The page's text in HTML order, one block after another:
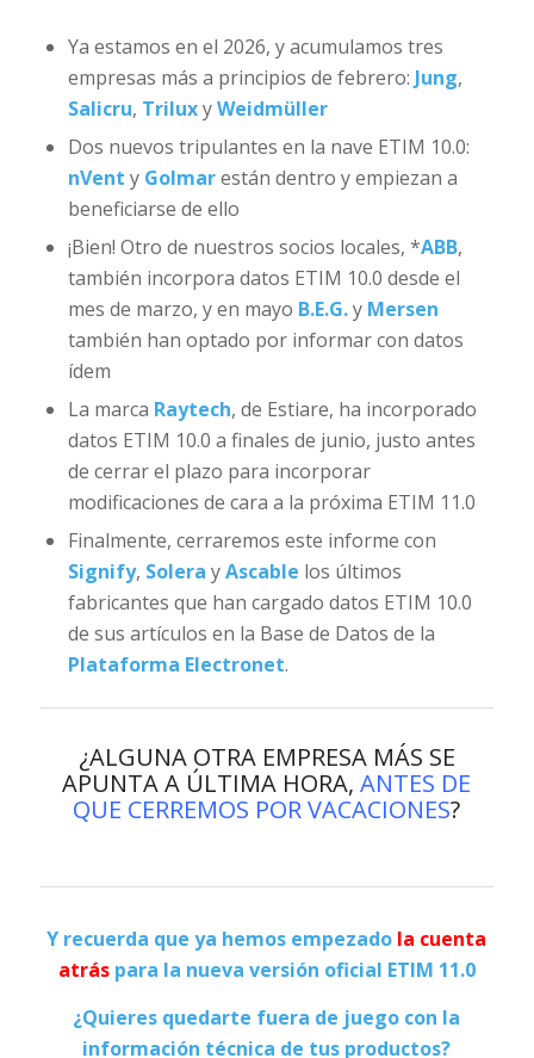
Ya estamos en el 2026, y acumulamos tres
empresas más a principios de febrero: Jung,
Salicru, TriluxyWeidmüller
Dos nuevos tripulantes en la nave ETIM 10.0:
nVent y Golmarestán dentro y empiezan a
beneficiarse de ello
¡Bien! Otro de nuestros socios locales, *ABB,
también incorpora datos ETIM 10.0 desde el
mes de marzo, y en mayo B.E.G.y Mersen
también han optado por informar con datos
ídem
La marca Raytech, de Estiare, ha incorporado
datos ETIM 10.0 a finales de junio, justo antes
de cerrar el plazo para incorporar
modificaciones de cara a la próxima ETIM 11.0
Finalmente, cerraremos este informe con
Signify, Solera yAscable los últimos
fabricantes que han cargado datos ETIM 10.0
de sus artículos en la Base de Datos de la
Plataforma Electronet.
¿ALGUNA OTRA EMPRESA MÁS SE
APUNTA A ÚLTIMA HORA,ANTES DE
QUE CERREMOS POR VACACIONES?
Y recuerda que ya hemos empezado la cuenta
atráspara la nueva versión oficial ETIM 11.0
¿Quieres quedarte fuera de juego con la
información técnica de tus productos?